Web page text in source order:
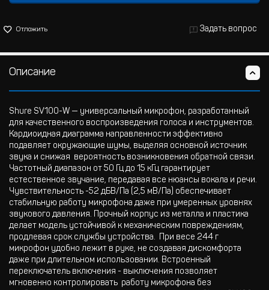
Отложить Задать вопрос
Описание
Shure SV100-W — универсальный микрофон, разработанный
для качественного воспроизведения голоса и инструментов.
Кардиоидная диаграмма направленности эффективно
подавляет окружающие шумы, выделяя основной источник
звука и снижая вероятность возникновения обратной связи.
Частотный диапазон от 50 Гц до 15 кГц гарантирует
естественное звучание, передавая все нюансы вокала и речи.
Чувствительность -52 дБВ/Па (2,5 мВ/Па) обеспечивает
стабильную работу микрофона даже при умеренных уровнях
звукового давления. Прочный корпус из металла и пластика
делает модель устойчивой к механическим повреждениям,
продлевая срок службы устройства. При весе 244 г
микрофон удобно лежит в руке, не создавая дискомфорта
даже при длительном использовании. Встроенный
переключатель включения - выключения позволяет
мгновенно контролировать работу микрофона без